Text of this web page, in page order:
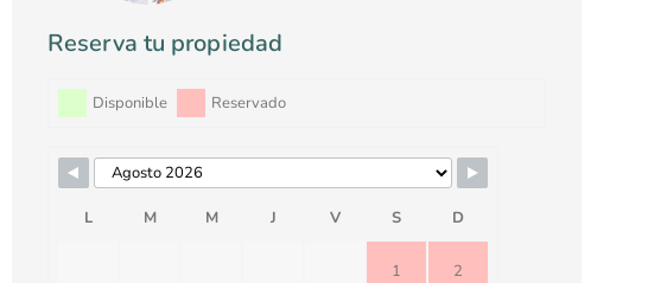
Reserva tu propiedad
Skip Booking Form
Disponible Reservado
L M M J V S D
1 2